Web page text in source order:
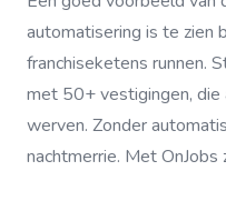
automatisering is te zien
franchiseketens runnen.
met 50+ vestigingen,
werven. Zonder
nachtmerrie. Met OnJobs